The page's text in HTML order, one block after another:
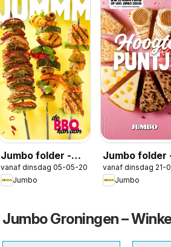
Jumbo folder -
BBQ
vanaf dinsdag 05-05-2026
Jumbo
Jumbo folder
Gebaksfolder
bekijken
vanaf dinsdag 21-
Jumbo
Jumbo Groningen –